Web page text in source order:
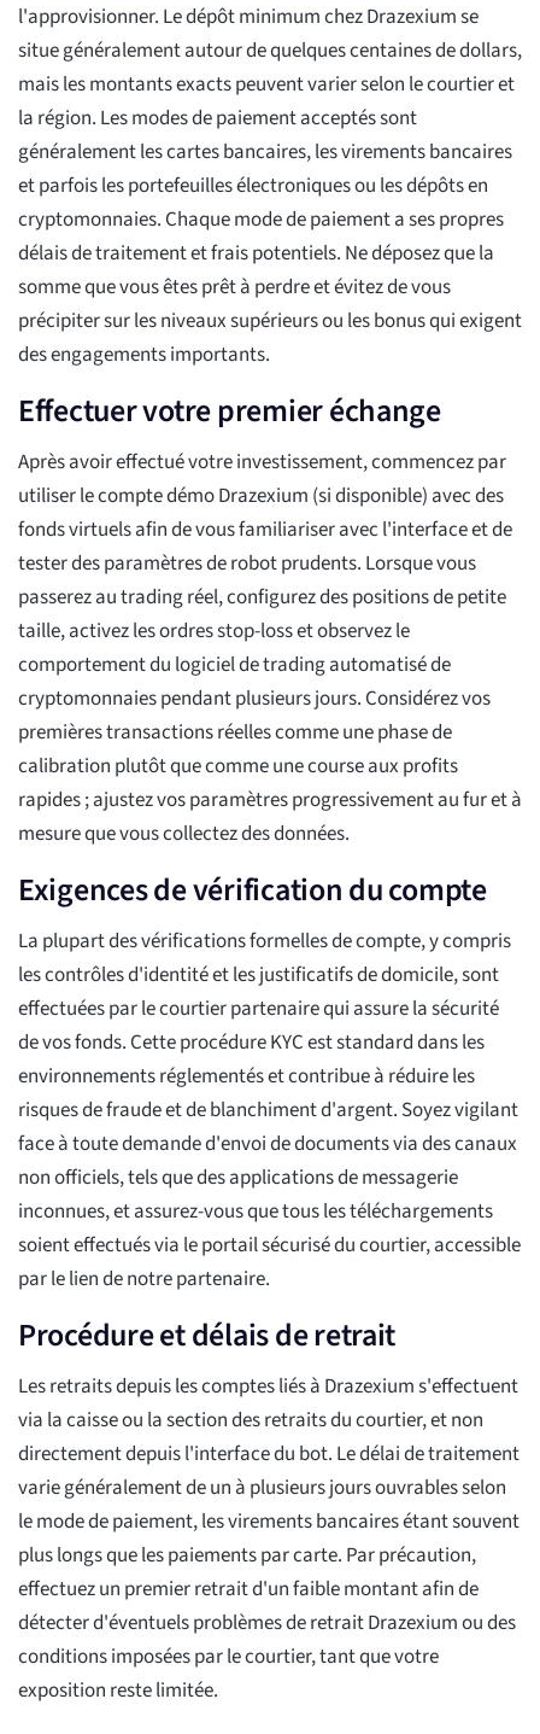
l'approvisionner. Le dépôt minimum chez Drazexium se
situe généralement autour de quelques centaines de dollars,
mais les montants exacts peuvent varier selon le courtier et
la région. Les modes de paiement acceptés sont
généralement les cartes bancaires, les virements bancaires
et parfois les portefeuilles électroniques ou les dépôts en
cryptomonnaies. Chaque mode de paiement a ses propres
délais de traitement et frais potentiels. Ne déposez que la
somme que vous êtes prêt à perdre et évitez de vous
précipiter sur les niveaux supérieurs ou les bonus qui exigent
des engagements importants.
Effectuer votre premier échange
Après avoir effectué votre investissement, commencez par
utiliser le compte démo Drazexium (si disponible) avec des
fonds virtuels afin de vous familiariser avec l'interface et de
tester des paramètres de robot prudents. Lorsque vous
passerez au trading réel, configurez des positions de petite
taille, activez les ordres stop-loss et observez le
comportement du logiciel de trading automatisé de
cryptomonnaies pendant plusieurs jours. Considérez vos
premières transactions réelles comme une phase de
calibration plutôt que comme une course aux profits
rapides ; ajustez vos paramètres progressivement au fur et à
mesure que vous collectez des données.
Exigences de vérification du compte
La plupart des vérifications formelles de compte, y compris
les contrôles d'identité et les justificatifs de domicile, sont
effectuées par le courtier partenaire qui assure la sécurité
de vos fonds. Cette procédure KYC est standard dans les
environnements réglementés et contribue à réduire les
risques de fraude et de blanchiment d'argent. Soyez vigilant
face à toute demande d'envoi de documents via des canaux
non officiels, tels que des applications de messagerie
inconnues, et assurez-vous que tous les téléchargements
soient effectués via le portail sécurisé du courtier, accessible
par le lien de notre partenaire.
Procédure et délais de retrait
Les retraits depuis les comptes liés à Drazexium s'effectuent
via la caisse ou la section des retraits du courtier, et non
directement depuis l'interface du bot. Le délai de traitement
varie généralement de un à plusieurs jours ouvrables selon
le mode de paiement, les virements bancaires étant souvent
plus longs que les paiements par carte. Par précaution,
effectuez un premier retrait d'un faible montant afin de
détecter d'éventuels problèmes de retrait Drazexium ou des
conditions imposées par le courtier, tant que votre
exposition reste limitée.